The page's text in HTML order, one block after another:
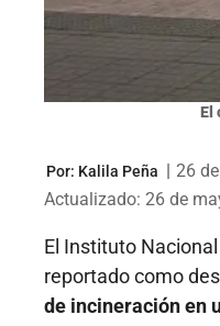
El
Por: Kalila Peña | 26
Actualizado: 26 de
El Instituto
reportado como
de incineración en